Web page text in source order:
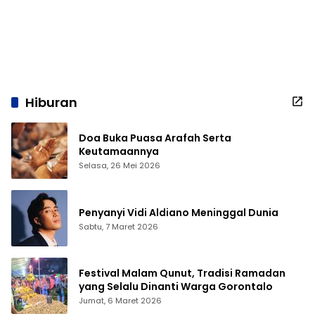
Hiburan
Doa Buka Puasa Arafah Serta
Keutamaannya
Selasa, 26 Mei 2026
Penyanyi Vidi Aldiano Meninggal Dunia
Sabtu, 7 Maret 2026
Festival Malam Qunut, Tradisi Ramadan
yang Selalu Dinanti Warga Gorontalo
Jumat, 6 Maret 2026